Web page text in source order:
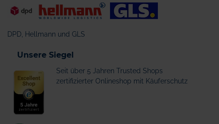
DPD, Hellmann und GLS
Unsere Siegel
Seit über 5 Jahren Trusted Shops
zertifizierter Onlineshop mit Käuferschutz